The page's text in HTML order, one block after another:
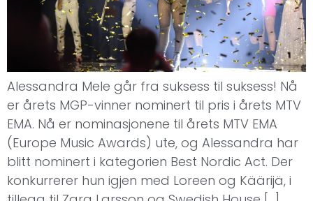
Alessandra Mele går fra suksess til suksess! Nå
er årets MGP-vinner nominert til pris i årets MTV
EMA. Nå er nominasjonene til årets MTV EMA
(Europe Music Awards) ute, og Alessandra har
blitt nominert i kategorien Best Nordic Act. Der
konkurrerer hun igjen med Loreen og Käärijä, i